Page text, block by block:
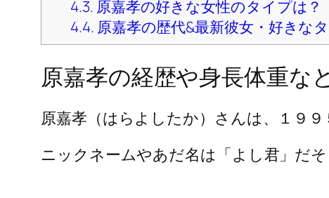
2.1.原嘉孝の兄弟は何人いるの？家族構
2.2.原嘉孝はどんな性格？パーソナリ
2.3.原嘉孝の出演舞台について！
2.4.原嘉孝の家族構成のまとめ
3.原嘉孝の地元はどこ？中学や高校大学
3.1.
原嘉孝の地元はどこ？中学や高校
3.2.
原嘉孝は大学には通っていたの？
3.3.原嘉孝のどの学部を選択したのか